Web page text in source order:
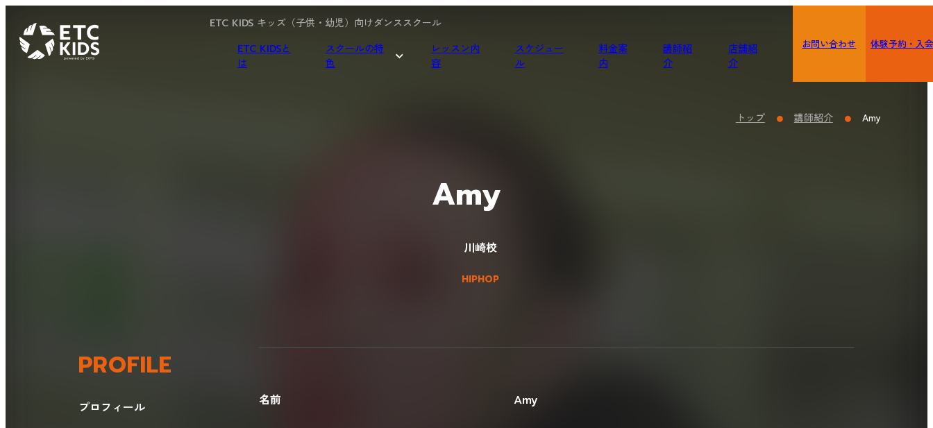
ETC KIDS キッズ（子供・幼児）向けダンススクール
ETC KIDSと
は
スクールの特
色
レッスン内
容
スケジュー
ル
料金案
内
講師紹
介
店舗紹
介
お問い合わせ 体験予約・入会
トップ ● 講師紹介 ● Amy
Amy
川崎校
HIPHOP
PROFILE
プロフィール 名前 Amy